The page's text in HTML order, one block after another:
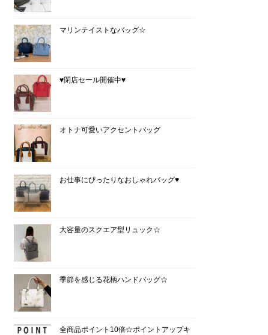
マリンテイストなバッグ☆
♥閉店セール開催中♥
オトナ可愛いアクセントバッグ
お仕事にぴったりなおしゃれバッグ♥
大容量のスクエア型リュック☆
季節を感じる花柄ハンドバッグ☆
全商品ポイント10倍☆ポイントアップキ